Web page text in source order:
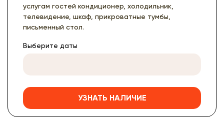
услугам гостей кондиционер, холодильник,
телевидение, шкаф, прикроватные тумбы,
письменный стол.
Выберите даты
УЗНАТЬ НАЛИЧИЕ